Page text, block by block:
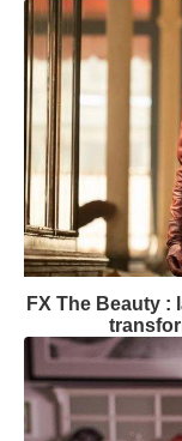
FX The Beauty :